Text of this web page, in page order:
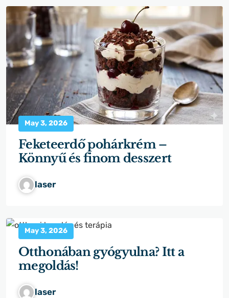
May 3, 2026
Feketeerdő pohárkrém –
Könnyű és finom desszert
laser
May 3, 2026
Otthonában gyógyulna? Itt a
megoldás!
laser